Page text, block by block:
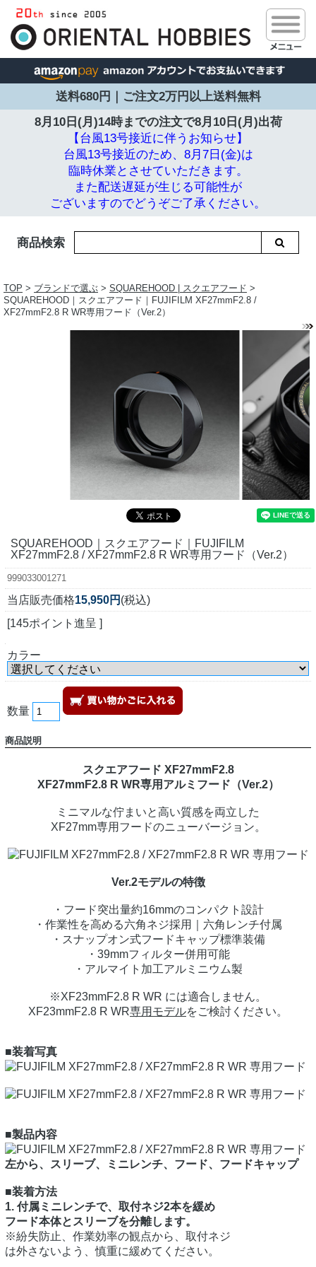
送料680円｜ご注文2万円以上送料無料
8月10日(月)14時までの注文で8月10日(月)出荷
【台風13号接近に伴うお知らせ】
台風13号接近のため、8月7日(金)は
臨時休業とさせていただきます。
また配送遅延が生じる可能性が
ございますのでどうぞご了承ください。
商品検索
TOP > ブランドで選ぶ > SQUAREHOOD | スクエアフード >
SQUAREHOOD｜スクエアフード｜FUJIFILM XF27mmF2.8 /
XF27mmF2.8 R WR専用フード（Ver.2）
SQUAREHOOD｜スクエアフード｜FUJIFILM
XF27mmF2.8 / XF27mmF2.8 R WR専用フード（Ver.2）
999033001271
当店販売価格15,950円 (税込)
[145ポイント進呈 ]
カラー
数量
商品説明
スクエアフード XF27mmF2.8
XF27mmF2.8 R WR専用アルミフード（Ver.2）
ミニマルな佇まいと高い質感を両立した
XF27mm専用フードのニューバージョン。
Ver.2モデルの特徴
・フード突出量約16mmのコンパクト設計
・作業性を高める六角ネジ採用｜六角レンチ付属
・スナップオン式フードキャップ標準装備
・39mmフィルター併用可能
・アルマイト加工アルミニウム製
※XF23mmF2.8 R WR には適合しません。
XF23mmF2.8 R WR専用モデルをご検討ください。
■装着写真
■製品内容
左から、スリーブ、ミニレンチ、フード、フードキャップ
■装着方法
1. 付属ミニレンチで、取付ネジ2本を緩め
フード本体とスリーブを分離します。
※紛失防止、作業効率の観点から、取付ネジ
は外さないよう、慎重に緩めてください。